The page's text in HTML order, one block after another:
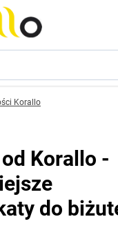
Korallo
Korallo -
do